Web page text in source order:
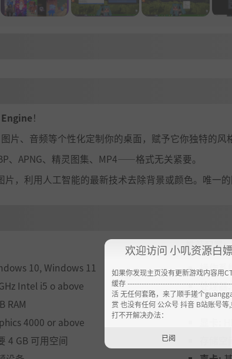
！
片、音频等个性化定制你的桌面，赋予它你独特的风
、APNG、精灵图集、MP4——格式无关紧要。
片，利用人工智能的最新技术去除背景或颜色。唯一的
10, Windows 11
Intel i5 o above
RAM
4000 or above
4 GB 可用空间
推荐配置:
操作系
处理器:
内存:
欢迎访问 小叽资源白
如果你发现主页没有更新游戏内容用
缓存
活 无任何套路，来了顺手搓个
赏 也没有任何 公众号 抖音 B站账号
打不开解决办法：
已阅